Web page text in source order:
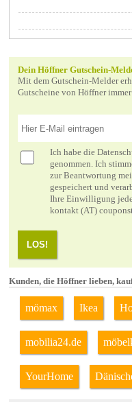
Dein Höffner Gutschein-
Mit dem Gutschein-Melder
Gutscheine von Höffner
Ich habe die
genommen. Ich
zur Beantwortung
gespeichert und
Ihre Einwilligung
kontakt (AT)
LOS!
Kunden, die Höffner lieben,
mömax Ikea
mobilia24.de
YourHome